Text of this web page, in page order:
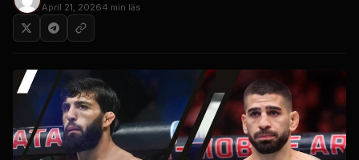
April 21, 20264 min läs